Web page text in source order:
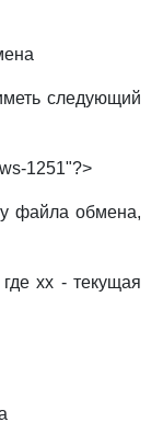
следующий
1251"?>
файла обмена,
xx - текущая